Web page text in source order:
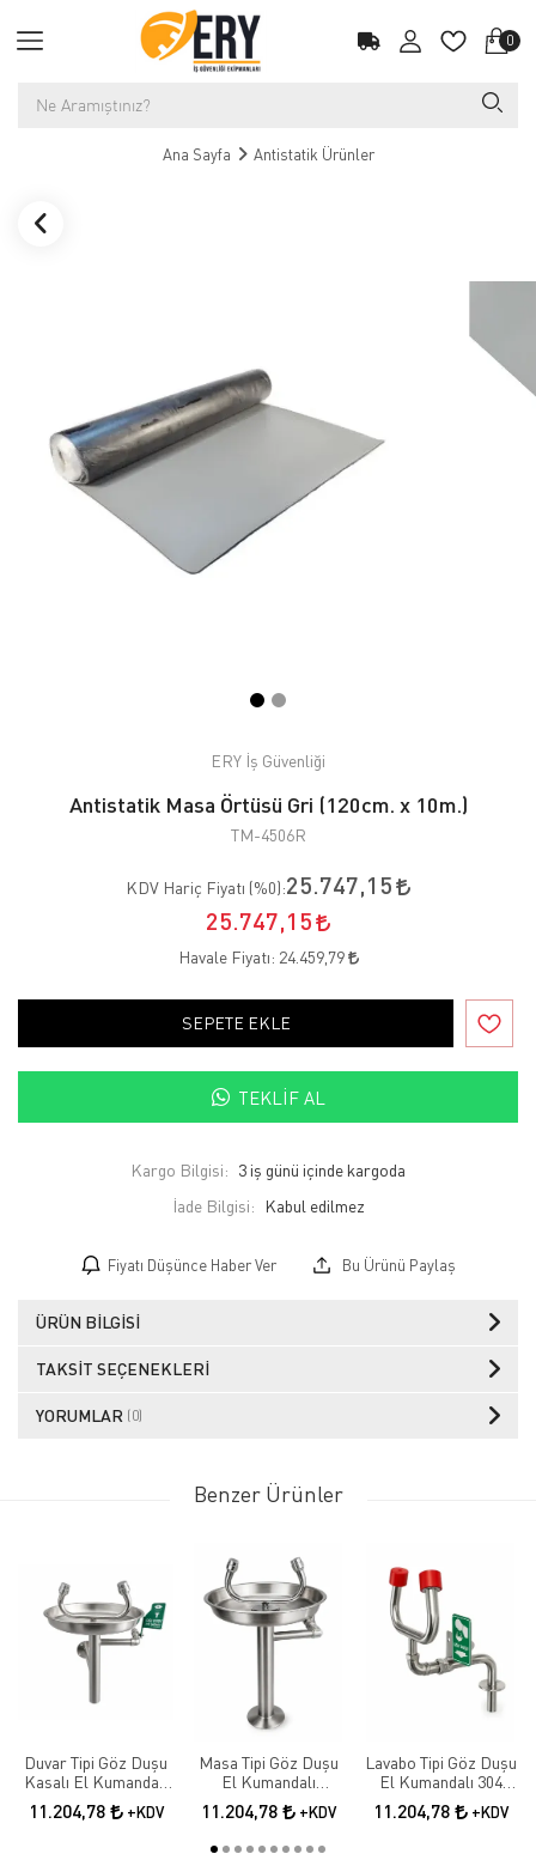
0
Ana Sayfa Antistatik Ürünler
ERY İş Güvenliği
Antistatik Masa Örtüsü Gri (120cm. x 10m.)
TM-4506R
KDV Hariç Fiyatı (%0):25.747,15
25.747,15
Havale Fiyatı: 24.459,79
SEPETE EKLE
TEKLIF AL
Kargo Bilgisi: 3 iş günü içinde kargoda
İade Bilgisi:
Fiyatı Düşünce Haber Ver Bu Ürünü Paylaş
ÜRÜN BILGISI
TAKSIT SEÇENEKLERI
YORUMLAR (0)
Benzer Ürünler
Duvar Tipi Göz Duşu
Kasalı El Kumandalı
Paslanmaz Çelik
11.204,78 +KDV
Masa Tipi Göz Duşu
El Kumandalı
Paslanmaz Çelik Göz
Yıkama İstasyonu
11.204,78 +KDV
Lavabo Tipi Göz Duşu
El Kumandalı 304
Paslanmaz Çelik Göz
Yıkama Sistemi
11.204,78 +KDV